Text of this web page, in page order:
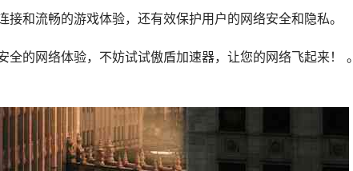
接和流畅的游戏体验，还有效保护用户的网络安全和隐私。
全的网络体验，不妨试试傲盾加速器，让您的网络飞起来！ 。